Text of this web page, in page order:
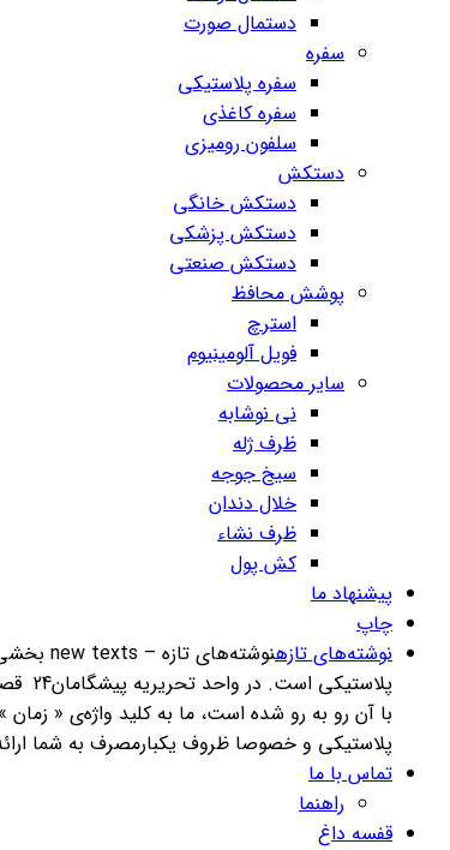
دستمال صورت
سفره
سفره پلاستیکی
سفره کاغذی
سلفون رومیزی
دستکش
دستکش خانگی
دستکش پزشکی
دستکش صنعتی
پوشش محافظ
استرچ
فویل آلومینیوم
سایر محصولات
نی نوشابه
ظرف ژله
سیخ جوجه
خلال دندان
ظرف نشاء
کش پول
پیشنهاد ما
چاپ
نوشته‌های تازه
با آن رو به رو شده است، ما به کلید واژه‌ی «
پلاستیکی و خصوصا ظروف یکبارمصرف به شما ارائه بدهد. یکی از اهدف از
تماس با ما
راهنما
قفسه داغ